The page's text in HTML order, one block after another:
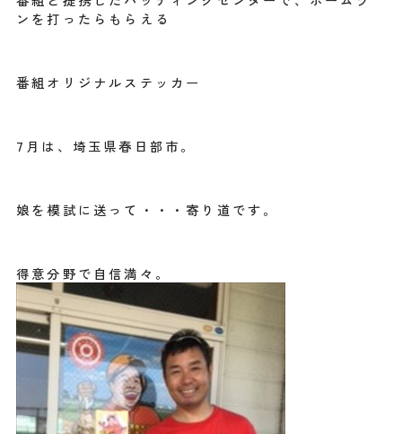
ンを打ったらもらえる
番組オリジナルステッカー
7月は、埼玉県春日部市。
娘を模試に送って・・・寄り道です。
得意分野で自信満々。